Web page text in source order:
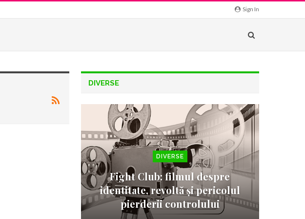
Sign In
DIVERSE
DIVERSE
Fight Club: filmul despre
identitate, revoltă și pericolul
pierderii controlului